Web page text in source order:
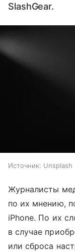
SlashGear.
Источник: Unsplash
Журналисты
по их мнению,
iPhone. По их
в случае
или сброса